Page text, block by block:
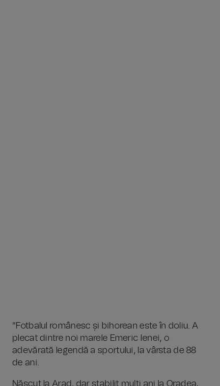
"Fotbalul românesc și bihorean este în doliu. A
plecat dintre noi marele Emeric Ienei, o
adevărată legendă a sportului, la vârsta de 88
de ani.
Născut la Arad, dar stabilit mulți ani la Oradea,